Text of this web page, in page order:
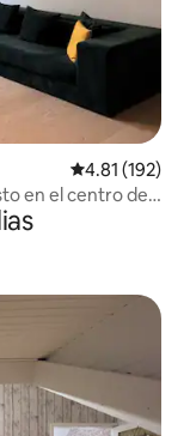
Calificación
4.81 (192)
en el centro de